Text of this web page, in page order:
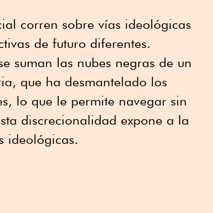
corren sobre vías ideológicas
de futuro diferentes.
suman las nubes negras de un
que ha desmantelado los
lo que le permite navegar sin
discrecionalidad expone a la
ideológicas.